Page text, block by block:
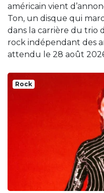
américain vient
Ton, un disque qui
dans la carrière du trio
rock indépendant des
attendu le 28 août
Rock